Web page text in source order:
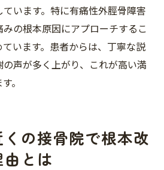
います。特に有痛性外脛骨障害
の根本原因にアプローチするこ
います。患者からは、丁寧な説
声が多く上がり、これが高い満
。
の接骨院で根本改
とは